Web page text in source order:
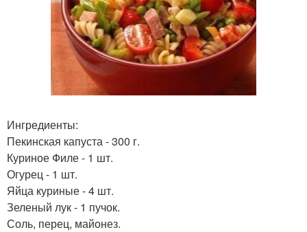
Ингредиенты:
Пекинская капуста - 300 г.
Куриное Филе - 1 шт.
Огурец - 1 шт.
Яйца куриные - 4 шт.
Зеленый лук - 1 пучок.
Соль, перец, майонез.